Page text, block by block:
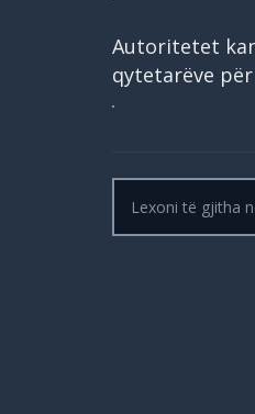
Autoritetet
qytetarëve
Lexoni të gjitha